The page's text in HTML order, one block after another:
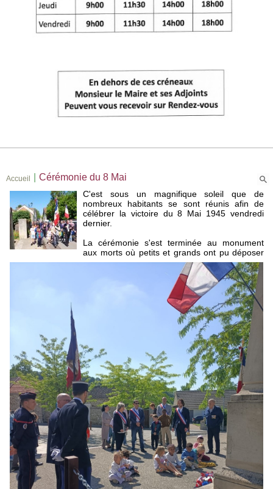
Accueil Cérémonie du 8 Mai
C'est sous un magnifique soleil que de
nombreux habitants se sont réunis afin de
célébrer la victoire du 8 Mai 1945 vendredi
dernier.
La cérémonie s'est terminée au monument
aux morts où petits et grands ont pu déposer
fleurs et bouquets.